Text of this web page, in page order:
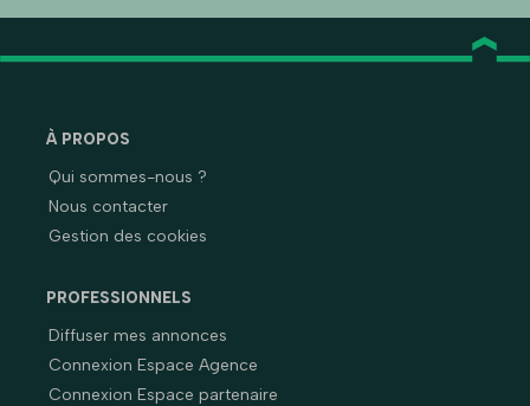
À PROPOS
Qui sommes-nous ?
Nous contacter
Gestion des cookies
PROFESSIONNELS
Diffuser mes annonces
Connexion Espace Agence
Connexion Espace partenaire